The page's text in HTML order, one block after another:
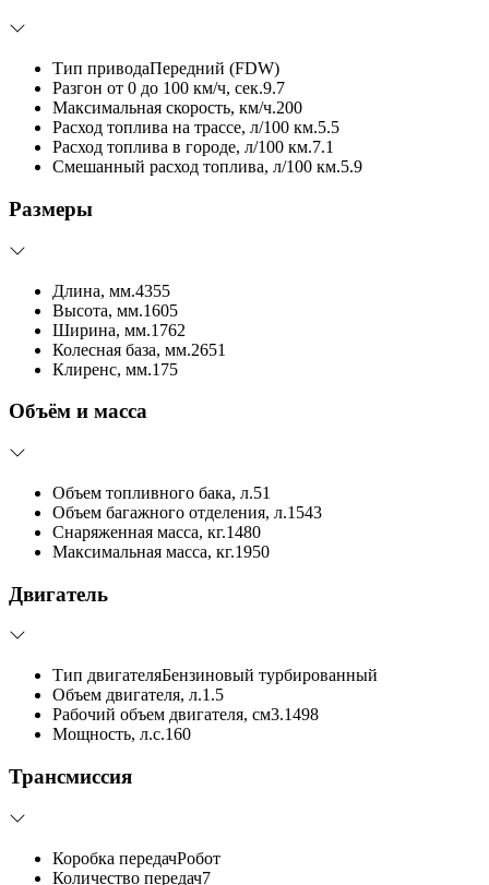
Тип приводаПередний (FDW)
Разгон от 0 до 100 км/ч, сек.9.7
Максимальная скорость, км/ч.200
Расход топлива на трассе, л/100 км.5.5
Расход топлива в городе, л/100 км.7.1
Смешанный расход топлива, л/100 км.5.9
Размеры
Длина, мм.4355
Высота, мм.1605
Ширина, мм.1762
Колесная база, мм.2651
Клиренс, мм.175
Объём и масса
Объем топливного бака, л.51
Объем багажного отделения, л.1543
Снаряженная масса, кг.1480
Максимальная масса, кг.1950
Двигатель
Тип двигателяБензиновый турбированный
Объем двигателя, л.1.5
Рабочий объем двигателя, см3.1498
Мощность, л.с.160
Трансмиссия
Коробка передачРобот
Количество передач7